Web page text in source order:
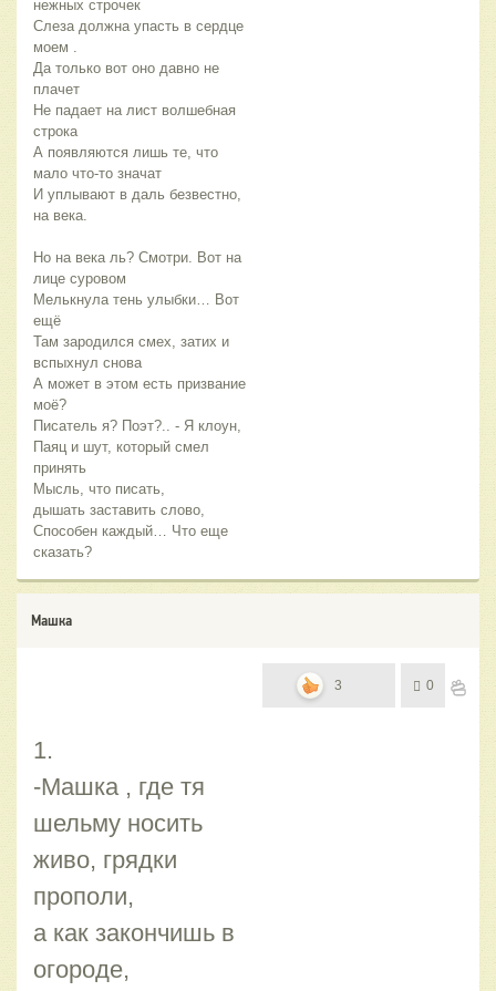
нежных строчек
Слеза должна упасть в сердце
моем .
Да только вот оно давно не
плачет
Не падает на лист волшебная
строка
А появляются лишь те, что
мало что-то значат
И уплывают в даль безвестно,
на века.
Но на века ль? Смотри. Вот на
лице суровом
Мелькнула тень улыбки… Вот
ещё
Там зародился смех, затих и
вспыхнул снова
А может в этом есть призвание
моё?
Писатель я? Поэт?.. - Я клоун,
Паяц и шут, который смел
принять
Мысль, что писать,
дышать заставить слово,
Способен каждый… Что еще
сказать?
Машка
1.
-Машка , где тя
шельму носить
живо, грядки
прополи,
а как закончишь в
огороде,
3 0